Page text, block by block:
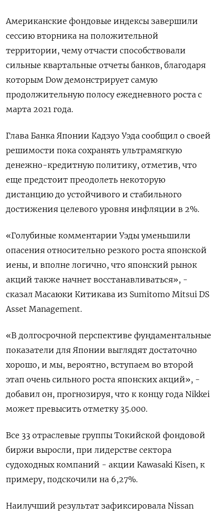
Американские фондовые индексы завершили
сессию вторника на положительной
территории, чему отчасти способствовали
сильные квартальные отчеты банков, благодаря
которым Dow демонстрирует самую
продолжительную полосу ежедневного роста с
марта 2021 года.
Глава Банка Японии Кадзуо Уэда сообщил о своей
решимости пока сохранять ультрамягкую
денежно-кредитную политику, отметив, что
еще предстоит преодолеть некоторую
дистанцию до устойчивого и стабильного
достижения целевого уровня инфляции в 2%.
«Голубиные комментарии Уэды уменьшили
опасения относительно резкого роста японской
иены, и вполне логично, что японский рынок
акций также начнет восстанавливаться», -
сказал Масаюки Китикава из Sumitomo Mitsui DS
Asset Management.
«В долгосрочной перспективе фундаментальные
показатели для Японии выглядят достаточно
хорошо, и мы, вероятно, вступаем во второй
этап очень сильного роста японских акций», -
добавил он, прогнозируя, что к концу года Nikkei
может превысить отметку 35.000.
Все 33 отраслевые группы Токийской фондовой
биржи выросли, при лидерстве сектора
судоходных компаний - акции Kawasaki Kisen, к
примеру, подскочили на 6,27%.
Наилучший результат зафиксировала Nissan